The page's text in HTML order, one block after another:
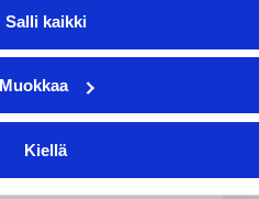
Salli kaikki
Muokkaa
Kiellä